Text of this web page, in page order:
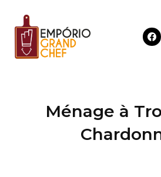
Ménage à